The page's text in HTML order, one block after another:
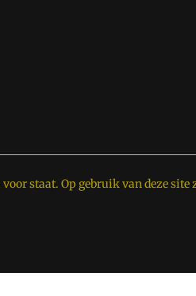
staat. Op gebruik van deze